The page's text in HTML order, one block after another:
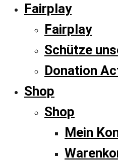
Fairplay
Fairplay
Schütze
Donation
Shop
Shop
Mein